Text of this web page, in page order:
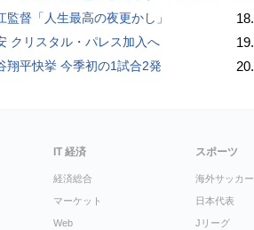
監督「人生最高の夜更かし」
クリスタル・パレス加入へ
翔平快挙 今季初の1試合2発
18.
19.
20.
IT 経済
経済総合
マーケット
Web
スポーツ
海外サッカー
日本代表
Jリーグ